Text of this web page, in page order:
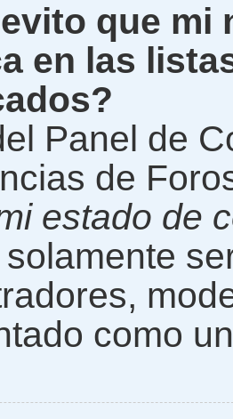
que mi
en las
Panel de
de
estado de
como